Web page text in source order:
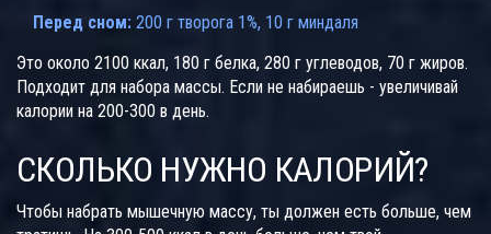
Перед сном: 200 г творога 1%, 10 г миндаля
Это около 2100 ккал, 180 г белка, 280 г углеводов, 70 г жиров.
Подходит для набора массы. Если не набираешь - увеличивай
калории на 200-300 в день.
СКОЛЬКО НУЖНО КАЛОРИЙ?
Чтобы набрать мышечную массу, ты должен есть больше, чем